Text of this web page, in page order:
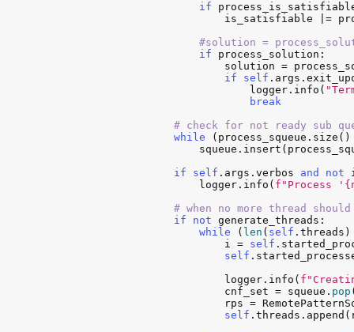
if
is_satisfiable |=
#solution =
if
process_solution :
solution =
if
self . args .
logger . info (
break
# check for not ready sub
while ( process_squeue . size ()
squeue . insert (
if
self . args . verbos and not
logger . info ( f"Process
# when no more thread
if
not generate_threads :
while ( len ( self . threads )
i = self .
self .
logger . info (
cnf_set = squeue . pop
rps =
self . threads . append (